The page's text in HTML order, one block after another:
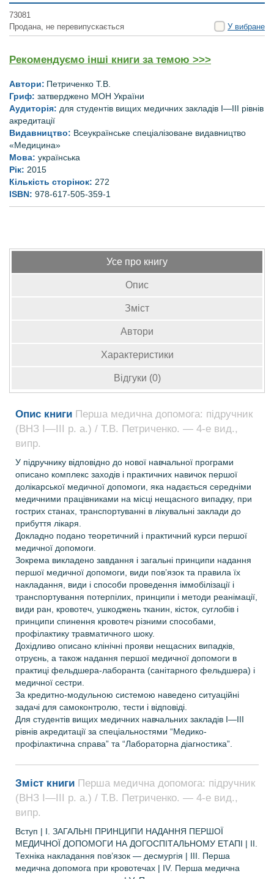
73081
Продана, не перевипускається
У вибране
Рекомендуємо інші книги за темою >>>
Автори: Петриченко Т.В.
Гриф: затверджено МОН України
Аудиторія: для студентів вищих медичних закладів I—IІІ рівнів
акредитації
Видавництво: Всеукраїнське спеціалізоване видавництво
«Медицина»
Мова: українська
Рік: 2015
Кількість сторінок: 272
ISBN: 978-617-505-359-1
Усе про книгу
Опис
Зміст
Автори
Характеристики
Відгуки (0)
Опис книги Перша медична допомога: підручник
(ВНЗ І—ІІІ р. а.) / Т.В. Петриченко. — 4-е вид.,
випр.
У підручнику відповідно до нової навчальної програми
описано комплекс заходів і практичних навичок першої
долікарської медичної допомоги, яка надається середніми
медичними працівниками на місці нещасного випадку, при
гострих станах, транспортуванні в лікувальні заклади до
прибуття лікаря.
Докладно подано теоретичний і практичний курси першої
медичної допомоги.
Зокрема викладено завдання і загальні принципи надання
першої медичної допомоги, види пов’язок та правила їх
накладання, види і способи проведення іммобілізації і
транспортування потерпілих, принципи і методи реанімації,
види ран, кровотеч, ушкоджень тканин, кісток, суглобів і
принципи спинення кровотеч різними способами,
профілактику травматичного шоку.
Дохідливо описано клінічні прояви нещасних випадків,
отруєнь, а також надання першої медичної допомоги в
практиці фельдшера-лаборанта (санітарного фельдшера) і
медичної сестри.
За кредитно-модульною системою наведено ситуаційні
задачі для самоконтролю, тести і відповіді.
Для студентів вищих медичних навчальних закладів І—ІІІ
рівнів акредитації за спеціальностями “Медико-
профілактична справа” та “Лабораторна діагностика”.
Зміст книги Перша медична допомога: підручник
(ВНЗ І—ІІІ р. а.) / Т.В. Петриченко. — 4-е вид.,
випр.
Вступ | І. ЗАГАЛЬНІ ПРИНЦИПИ НАДАННЯ ПЕРШОЇ
МЕДИЧНОЇ ДОПОМОГИ НА ДОГОСПІТАЛЬНОМУ ЕТАПІ | ІІ.
Техніка накладання пов’язок — десмургія | ІІІ. Перша
медична допомога при кровотечах | ІV. Перша медична